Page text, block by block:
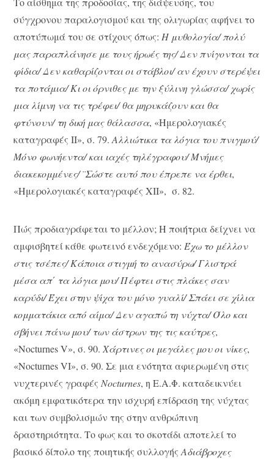
σύγχρονου παραλογισμού και της ολιγωρίας αφήνει το
αποτύπωμά του σε στίχους όπως: Η μυθολογία/ πολύ
μας παραπλάνησε με τους ήρωές της/ Δεν πνίγονται τα
φίδια/ Δεν καθαρίζονται οι στάβλοι/ αν έχουν στερέψει
τα ποτάμια/ Κι οι όρνιθες με την ξύλινη γλώσσα/ χωρίς
μια λίμνη να τις τρέφει/ θα μηρυκάζουν και θα
φτύνουν/ τη δική μας θάλασσα, «Ημερολογιακές
καταγραφές ΙΙ», σ. 79.Αλλιώτικα τα λόγια του πνιγμού/
Μόνο φωνήεντα/ και ιαχές τηλέγραφου/ Μνήμες
διακεκομμένες/ ¨Σώστε αυτό που έπρεπε να έρθει,
«Ημερολογιακές καταγραφές ΧΙΙ», σ. 82.
Πώς προδιαγράφεται το μέλλον; Η ποιήτρια δείχνει να
αμφισβητεί κάθε φωτεινό ενδεχόμενο:Έχω το μέλλον
στις τσέπες/ Κάποια στιγμή το ανασύρω/ Γλιστρά
μέσα απ΄ τα λόγια μου/ Πέφτει στις πλάκες σαν
καρύδι/ Έχει στην ψίχα του μόνο γυαλί/ Σπάει σε χίλια
κομματάκια από αίμα/ Δεν αγαπώ τη νύχτα/ Όλο και
σβήνει πάνω μου/ των άστρων της τις καύτρες,
«Nocturnes V», σ. 90.Χάρτινες οι μεγάλες μου οι νίκες,
«Nocturnes VI», σ. 90. Σε μια ενότητα αφιερωμένη στις
νυχτερινές γραφέςNocturnes, η Ε.Α.Φ. καταδεικνύει
ακόμη εμφατικότερα την ισχυρή επίδραση της νύχτας
και των συμβολισμών της στην ανθρώπινη
δραστηριότητα. Το φως και το σκοτάδι αποτελεί το
βασικό δίπολο της ποιητικής συλλογήςΑδιάβροχες